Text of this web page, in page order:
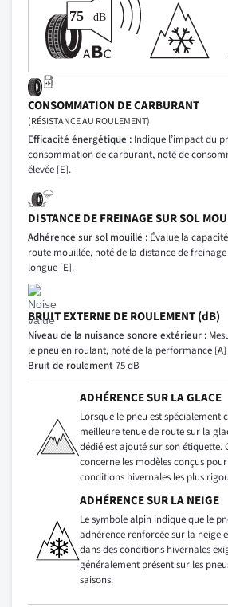
CONSOMMATION DE CARBURANT
(RÉSISTANCE AU ROULEMENT)
Efficacité énergétique : Indique l’impact du
consommation de carburant, noté de
élevée [E].
DISTANCE DE FREINAGE SUR SOL
Adhérence sur sol mouillé : Évalue la
route mouillée, noté de la distance de
longue [E].
BRUIT EXTERNE DE ROULEMENT (dB)
Niveau de la nuisance sonore extérieur :
le pneu en roulant, noté de la performance
Bruit de roulement75 dB
ADHÉRENCE SUR LA GLACE
Lorsque le pneu est
meilleure tenue de route sur la
dédié est ajouté sur son étiquette.
concerne les modèles conçus
conditions hivernales les plus
ADHÉRENCE SUR LA NEIGE
Le symbole alpin indique que le
adhérence renforcée sur la neige
dans des conditions hivernales
généralement présent sur les
saisons.